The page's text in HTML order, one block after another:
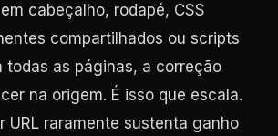
cabeçalho, rodapé, CSS
compartilhados ou scripts
todas as páginas, a correção
na origem. É isso que escala.
URL raramente sustenta ganho